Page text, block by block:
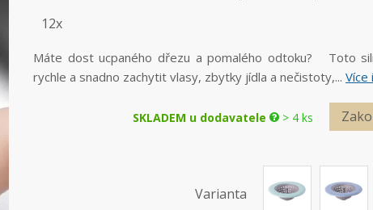
12x
Máte dost ucpaného dřezu a pomalého odtoku? Toto
rychle a snadno zachytit vlasy, zbytky jídla a nečistoty,... Více
SKLADEM u dodavatele > 4 ks
Varianta